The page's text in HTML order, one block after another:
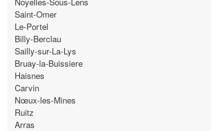
Saint-Omer
Le-Portel
Billy-Berclau
Sailly-sur-La-Lys
Bruay-la-Buissiere
Haisnes
Carvin
Nœux-les-Mines
Ruitz
Arras